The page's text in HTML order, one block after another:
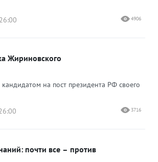
4906
Жириновского
на пост президента РФ своего
3716
почти все – против